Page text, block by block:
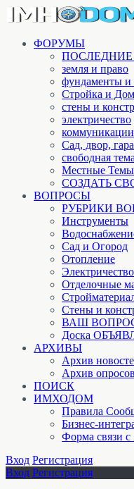
ФОРУМЫ
земля и право
фундаменты и
Стройка и
стены и
электричество
Cад, двор,
свободная тема
Местные Темы
СОЗДАТЬ
ВОПРОСЫ
РУБРИКИ
Инструменты
Сад и Огород
Отопление
Электричество
Отделочные
Стены и
ВАШ
Доска
АРХИВЫ
Архив
Архив опросов
ПОИСК
ИМХОДОМ
Правила
Бизнес-
Форма связи
Вход Регистрация
Вход Регистрация